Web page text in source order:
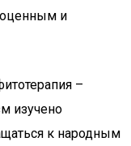
и
–
изучено
к народным